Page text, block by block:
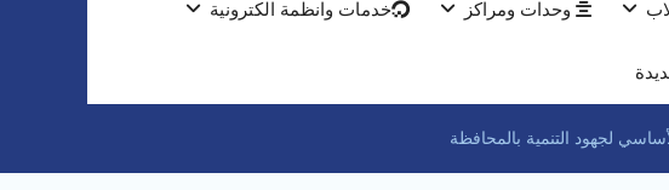
وحدات ومراكز خدمات وانظمة الكترونية
لجهود التنمية بالمحافظة